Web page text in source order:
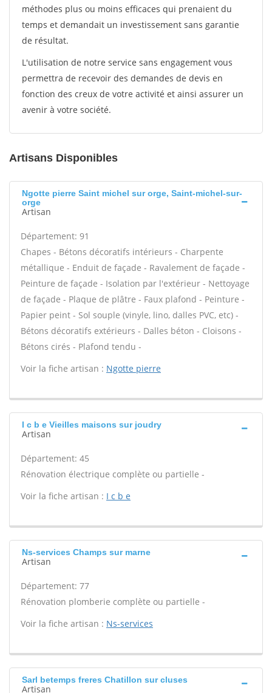
méthodes plus ou moins efficaces qui prenaient du
temps et demandait un investissement sans garantie
de résultat.
L'utilisation de notre service sans engagement vous
permettra de recevoir des demandes de devis en
fonction des creux de votre activité et ainsi assurer un
avenir à votre société.
Artisans Disponibles
Ngotte pierre Saint michel sur orge, Saint-michel-sur-
orge
Artisan
Département: 91
Chapes - Bétons décoratifs intérieurs - Charpente
métallique - Enduit de façade - Ravalement de façade -
Peinture de façade - Isolation par l'extérieur - Nettoyage
de façade - Plaque de plâtre - Faux plafond - Peinture -
Papier peint - Sol souple (vinyle, lino, dalles PVC, etc) -
Bétons décoratifs extérieurs - Dalles béton - Cloisons -
Bétons cirés - Plafond tendu -
Voir la fiche artisan : Ngotte pierre
I c b e Vieilles maisons sur joudry
Artisan
Département: 45
Rénovation électrique complète ou partielle -
Voir la fiche artisan : I c b e
Ns-services Champs sur marne
Artisan
Département: 77
Rénovation plomberie complète ou partielle -
Voir la fiche artisan : Ns-services
Sarl betemps freres Chatillon sur cluses
Artisan